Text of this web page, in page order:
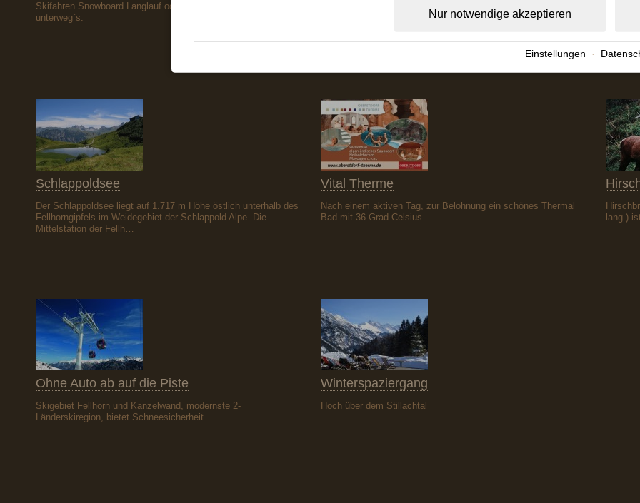
Skifahren Snowboard Langlauf oder einfach mit Schneeschuhen
unterweg`s.
Schlappoldsee
Der Schlappoldsee liegt auf 1.717 m Höhe östlich unterhalb des
Fellhorngipfels im Weidegebiet der Schlappold Alpe. Die
Mittelstation der Fellh…
Vital Therme
Nach einem aktiven Tag, zur Belohnung ein schönes Thermal
Bad mit 36 Grad Celsius.
lang )
Ohne Auto ab auf die Piste
Skigebiet Fellhorn und Kanzelwand, modernste 2-
Länderskiregion, bietet Schneesicherheit
Winterspaziergang
Hoch über dem Stillachtal
Nur notwendige akzeptieren
Einstellungen ·